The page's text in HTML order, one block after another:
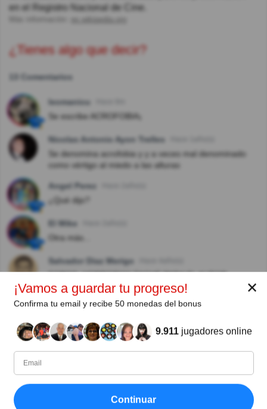
en el Registro Nacional de Cine.
¿Tienes algo que decir?
13 Comentarios
leomanicu
Se escribe ACROFOBIA¡
Nicolas Antonio Ayon Trelles
Se denomina acrofobia y y a veces mal denominado
como vértigo al miedo a las alturas
Angel Perez
¿Qué dijo?
El Mike
Otra más...
Salvador Diaz Merigo
FOBOS; HORROR!!!!! TACHE PARA EL AUTOR
Logan Hace 4año(s)
Iris Bollo Hace 4año(s)
No es acrofogia, sino ACROFOBIA, si es un error,
es algo muy feo!
Hace 5año(s)
✕
¡Vamos a guardar tu progreso!
Confirma tu email y recibe 50 monedas del bonus
9.911 jugadores online
Continuar